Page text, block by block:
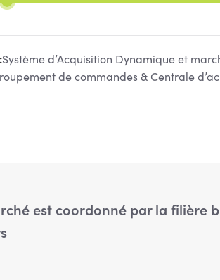
Système d’Acquisition Dynamique et
de commandes & Centrale
est coordonné par la filière